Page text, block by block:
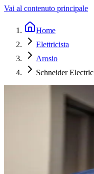
Vai al contenuto principale
Home
Elettricista
Arosio
Schneider Electric